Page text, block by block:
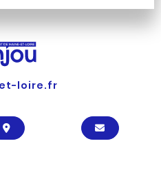
loire.fr
LOCALISER LE